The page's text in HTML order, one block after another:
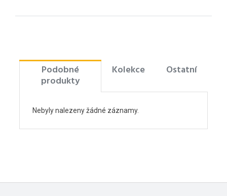
Podobné
produkty
Kolekce Ostatní
Nebyly nalezeny žádné záznamy.